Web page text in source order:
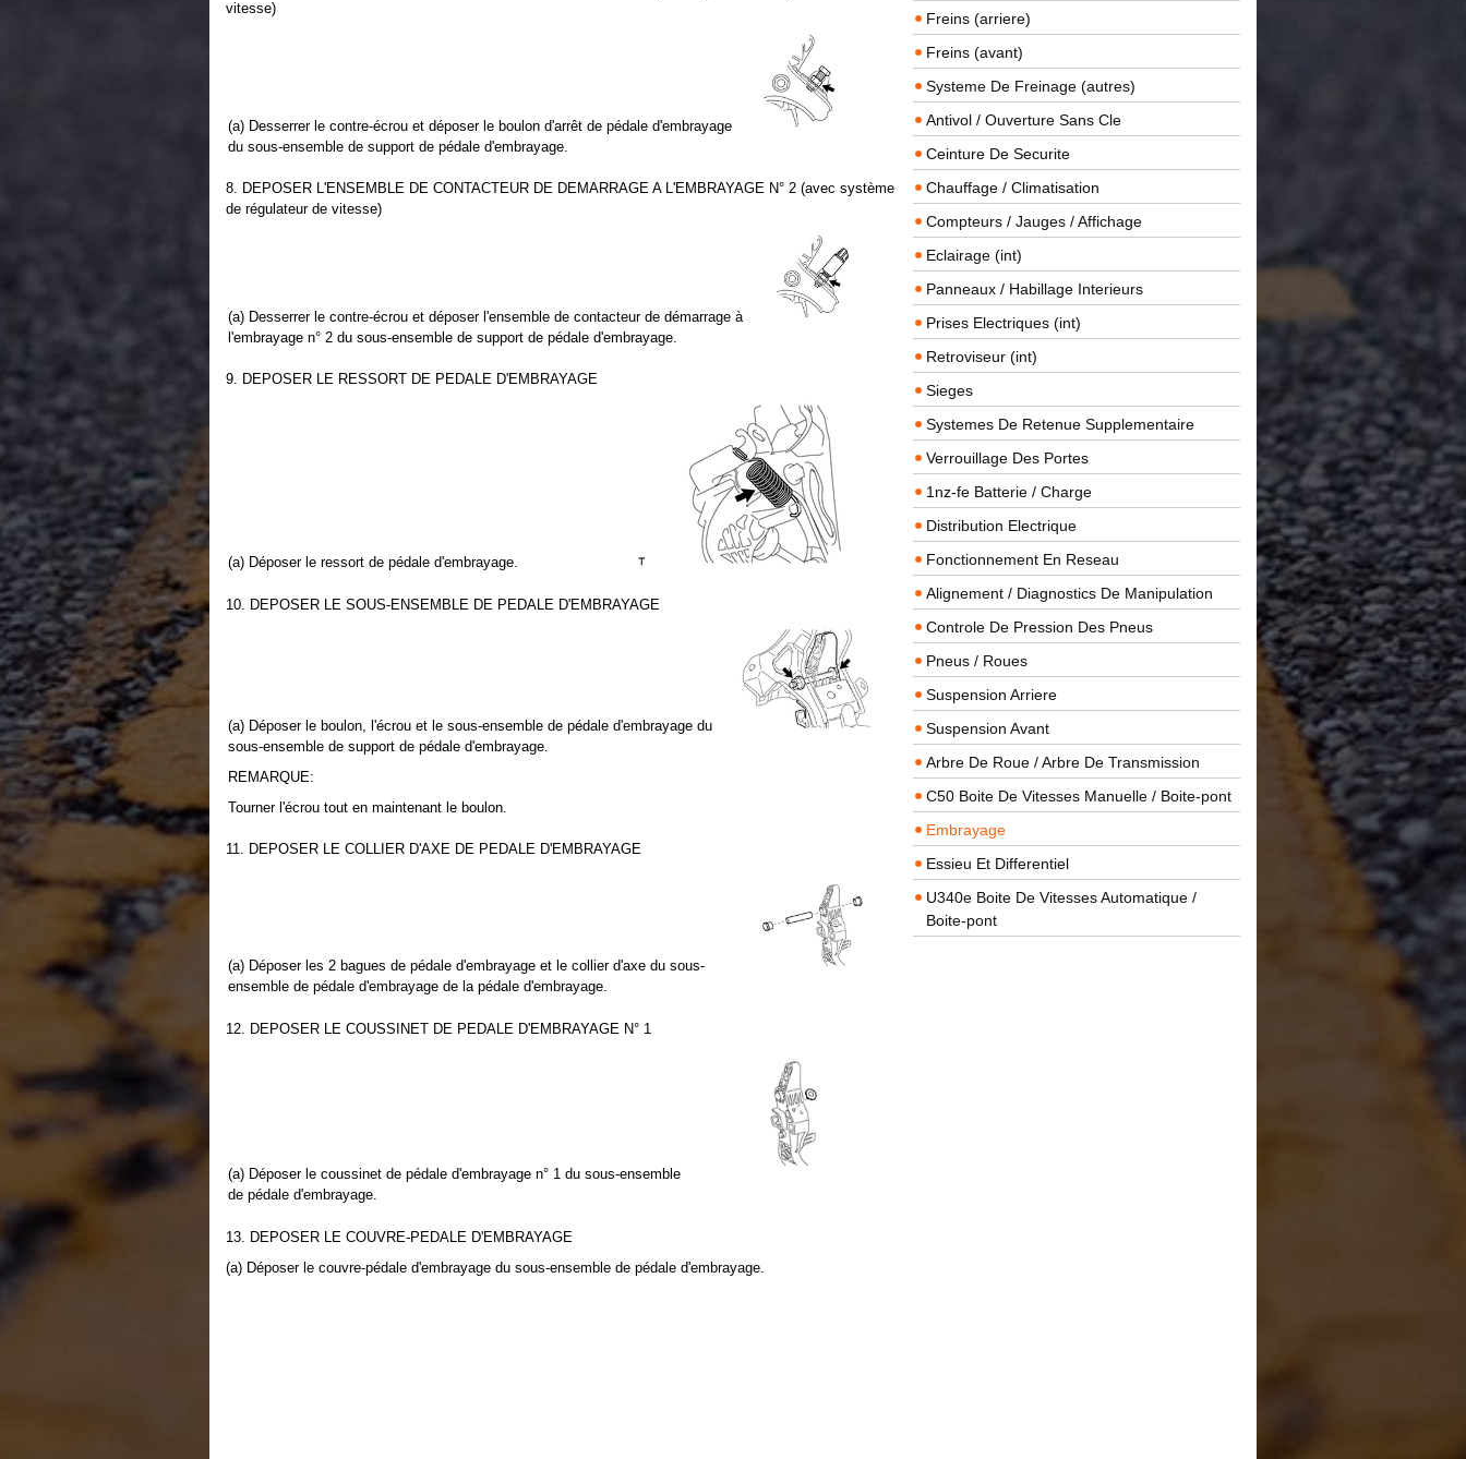
vitesse)
(a) Desserrer le contre-écrou et déposer le boulon d'arrêt de pédale d'embrayage
du sous-ensemble de support de pédale d'embrayage.
8. DEPOSER L'ENSEMBLE DE CONTACTEUR DE DEMARRAGE A L'EMBRAYAGE N° 2 (avec système
de régulateur de vitesse)
(a) Desserrer le contre-écrou et déposer l'ensemble de contacteur de démarrage à
l'embrayage n° 2 du sous-ensemble de support de pédale d'embrayage.
9. DEPOSER LE RESSORT DE PEDALE D'EMBRAYAGE
(a) Déposer le ressort de pédale d'embrayage.
10. DEPOSER LE SOUS-ENSEMBLE DE PEDALE D'EMBRAYAGE
(a) Déposer le boulon, l'écrou et le sous-ensemble de pédale d'embrayage du
sous-ensemble de support de pédale d'embrayage.
REMARQUE:
Tourner l'écrou tout en maintenant le boulon.
11. DEPOSER LE COLLIER D'AXE DE PEDALE D'EMBRAYAGE
(a) Déposer les 2 bagues de pédale d'embrayage et le collier d'axe du sous-
ensemble de pédale d'embrayage de la pédale d'embrayage.
12. DEPOSER LE COUSSINET DE PEDALE D'EMBRAYAGE N° 1
(a) Déposer le coussinet de pédale d'embrayage n° 1 du sous-ensemble
de pédale d'embrayage.
13. DEPOSER LE COUVRE-PEDALE D'EMBRAYAGE
(a) Déposer le couvre-pédale d'embrayage du sous-ensemble de pédale d'embrayage.
Freins (arriere)
Freins (avant)
Systeme De Freinage (autres)
Antivol / Ouverture Sans Cle
Ceinture De Securite
Chauffage / Climatisation
Compteurs / Jauges / Affichage
Eclairage (int)
Panneaux / Habillage Interieurs
Prises Electriques (int)
Retroviseur (int)
Sieges
Systemes De Retenue Supplementaire
Verrouillage Des Portes
1nz-fe Batterie / Charge
Distribution Electrique
Fonctionnement En Reseau
Alignement / Diagnostics De Manipulation
Controle De Pression Des Pneus
Pneus / Roues
Suspension Arriere
Suspension Avant
Arbre De Roue / Arbre De Transmission
C50 Boite De Vitesses Manuelle / Boite-pont
Embrayage
Essieu Et Differentiel
U340e Boite De Vitesses Automatique /
Boite-pont